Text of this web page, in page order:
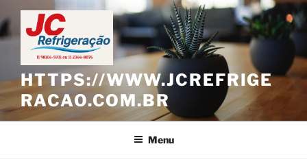
Pular
para
o
conteúdo
HTTPS://WWW.JCREFRIGE
RACAO.COM.BR
Menu